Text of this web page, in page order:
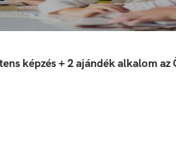
képzés + 2 ajándék alkalom